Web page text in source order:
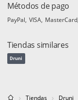
Métodos de pago
PayPal VISA MasterCard
Tiendas similares
Druni
Tiendas Druni